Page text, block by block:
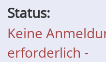
Status:
Keine
erforderlich -